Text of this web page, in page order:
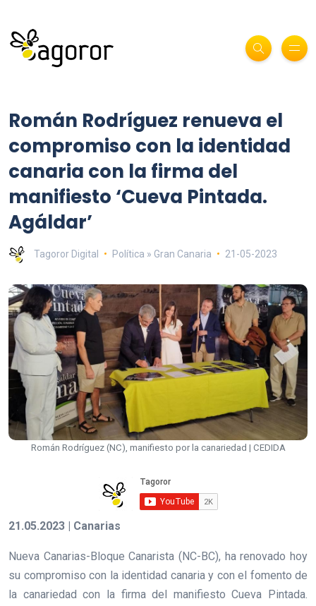
Román Rodríguez renueva el
compromiso con la identidad
canaria con la firma del
manifiesto ‘Cueva Pintada.
Agáldar’
Tagoror Digital Política » Gran Canaria 21-05-2023
Román Rodríguez (NC), manifiesto por la canariedad | CEDIDA
21.05.2023 | Canarias
Nueva Canarias-Bloque Canarista (NC-BC), ha renovado hoy
su compromiso con la identidad canaria y con el fomento de
la canariedad con la firma del manifiesto Cueva Pintada.